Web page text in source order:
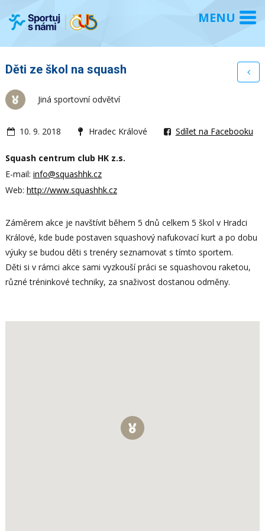
Děti ze škol na squash
Jiná sportovní odvětví
10. 9. 2018 Hradec Králové Sdílet na Facebooku
Squash centrum club HK z.s.
E-mail: info@squashhk.cz
Web: http://www.squashhk.cz
Záměrem akce je navštívit během 5 dnů celkem 5 škol v Hradci
Králové, kde bude postaven squashový nafukovací kurt a po dobu
výuky se budou děti s trenéry seznamovat s tímto sportem.
Děti si v rámci akce sami vyzkouší práci se squashovou raketou,
různé tréninkové techniky, za snaživost dostanou odměny.